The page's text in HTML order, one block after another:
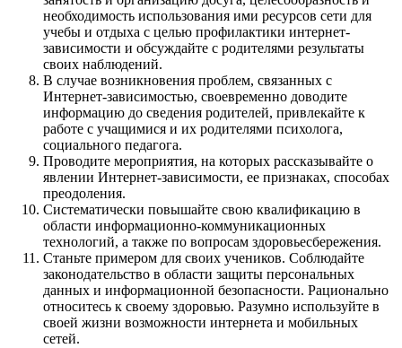
необходимость использования ими ресурсов сети для
учебы и отдыха с целью профилактики интернет-
зависимости и обсуждайте с родителями результаты
своих наблюдений.
В случае возникновения проблем, связанных с
Интернет-зависимостью, своевременно доводите
информацию до сведения родителей, привлекайте к
работе с учащимися и их родителями психолога,
социального педагога.
Проводите мероприятия, на которых рассказывайте о
явлении Интернет-зависимости, ее признаках, способах
преодоления.
Систематически повышайте свою квалификацию в
области информационно-коммуникационных
технологий, а также по вопросам здоровьесбережения.
Станьте примером для своих учеников. Соблюдайте
законодательство в области защиты персональных
данных и информационной безопасности. Рационально
относитесь к своему здоровью. Разумно используйте в
своей жизни возможности интернета и мобильных
сетей.